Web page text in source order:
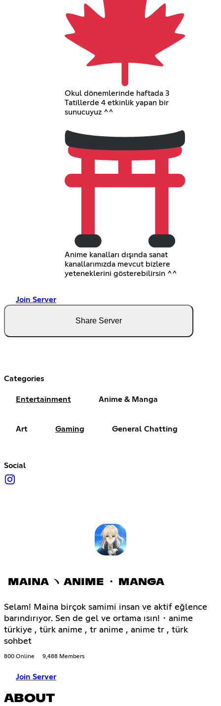
Okul dönemlerinde haftada 3
Tatillerde 4 etkinlik yapan bir
sunucuyuz ^^
Anime kanalları dışında sanat
kanallarımızda mevcut bizlere
yeteneklerini gösterebilirsin ^^
Join Server
Share Server
Categories
Entertainment Anime & Manga
Art Gaming General Chatting
Social
MAINA ヽ ANIME ・ MANGA
Selam! Maina birçok samimi insan ve aktif eğlence
barındırıyor. Sen de gel ve ortama ısın!・anime
türkiye , türk anime , tr anime , anime tr , türk
sohbet
800 Online 9,488 Members
Join Server
ABOUT